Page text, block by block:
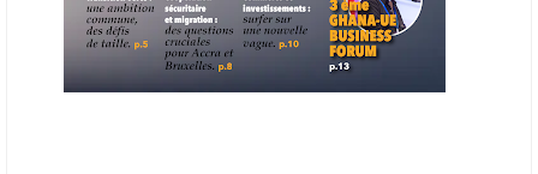
de l'institution panafricaine, qui compte 48 pays membres.
ECHANGES AFRIQUE - UE